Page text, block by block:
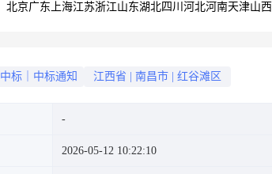
北京广东 上海江苏浙江山东湖北四川 河北河南天津山西
中标｜中标通知 江西省 南昌市 红谷滩区
2026-05-12 10:22:10